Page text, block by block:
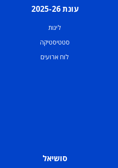
עונת 2025-26
ליגות
סטטיסטיקה
לוח ארועים
סושיאל